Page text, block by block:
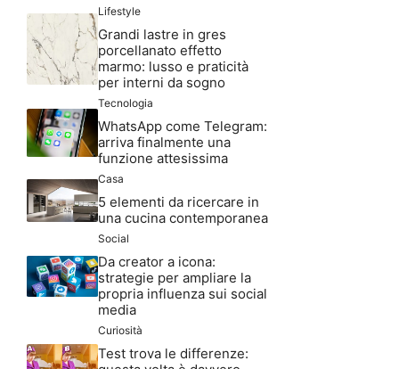
Lifestyle
Grandi lastre in gres
porcellanato effetto
marmo: lusso e praticità
per interni da sogno
Tecnologia
WhatsApp come Telegram:
arriva finalmente una
funzione attesissima
Casa
5 elementi da ricercare in
una cucina contemporanea
Social
Da creator a icona:
strategie per ampliare la
propria influenza sui social
media
Curiosità
Test trova le differenze: